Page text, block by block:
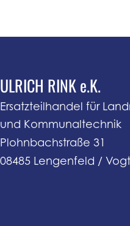
ULRICH RINK e.K.
Ersatzteilhandel für
und Kommunaltechnik
Plohnbachstraße 31
08485 Lengenfeld /